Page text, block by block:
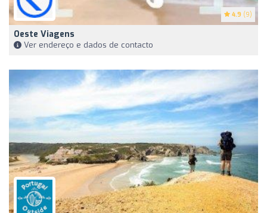
4.9 (9)
Oeste Viagens
Ver endereço e dados de contacto